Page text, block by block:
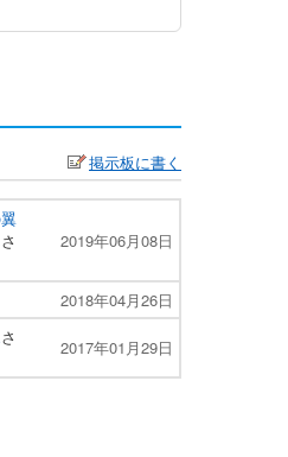
掲示板に書く
さ
2019年06月08日
2018年04月26日
さ
2017年01月29日